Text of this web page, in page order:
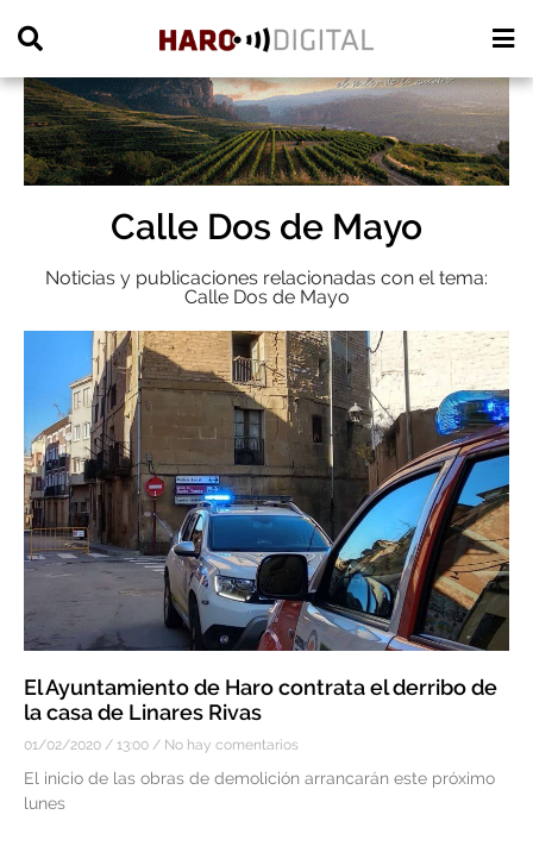
Calle Dos de Mayo
Noticias y publicaciones relacionadas con el tema:
Calle Dos de Mayo
El Ayuntamiento de Haro contrata el derribo de
la casa de Linares Rivas
01/02/2020 13:00 No hay comentarios
El inicio de las obras de demolición arrancarán este próximo
lunes